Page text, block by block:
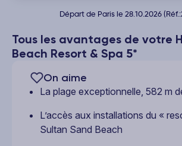
Tous les avantages de votre
Beach Resort & Spa 5*
On aime
La plage exceptionnelle, 582 m
L’accès aux installations du «
Sultan Sand Beach
Départ de Paris le 28.10.2026